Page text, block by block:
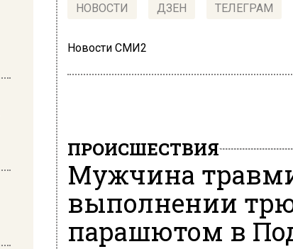
НОВОСТИ ДЗЕН ТЕЛЕГРАМ
Новости СМИ2
ПРОИСШЕСТВИЯ
Мужчина
выполнении
парашютом в